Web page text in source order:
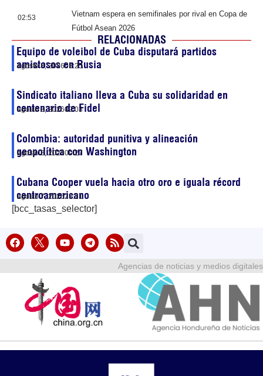
02:53
Vietnam espera en semifinales por rival en Copa de
Fútbol Asean 2026
RELACIONADAS
Equipo de voleibol de Cuba disputará partidos
amistosos en Rusia
agosto 8, 202603:25
Sindicato italiano lleva a Cuba su solidaridad en
centenario de Fidel
agosto 8, 202602:03
Colombia: autoridad punitiva y alineación
geopolítica con Washington
agosto 8, 202600:27
Cubana Cooper vuela hacia otro oro e iguala récord
centroamericano
agosto 7, 202623:51
[bcc_tasas_selector]
Agencias de noticias y medios digitales